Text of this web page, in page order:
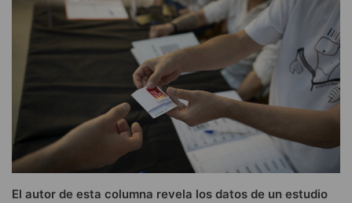
El autor de esta columna revela los datos de un estudio